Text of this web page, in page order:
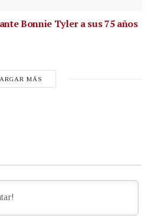
Bonnie Tyler a sus 75 años
MÁS